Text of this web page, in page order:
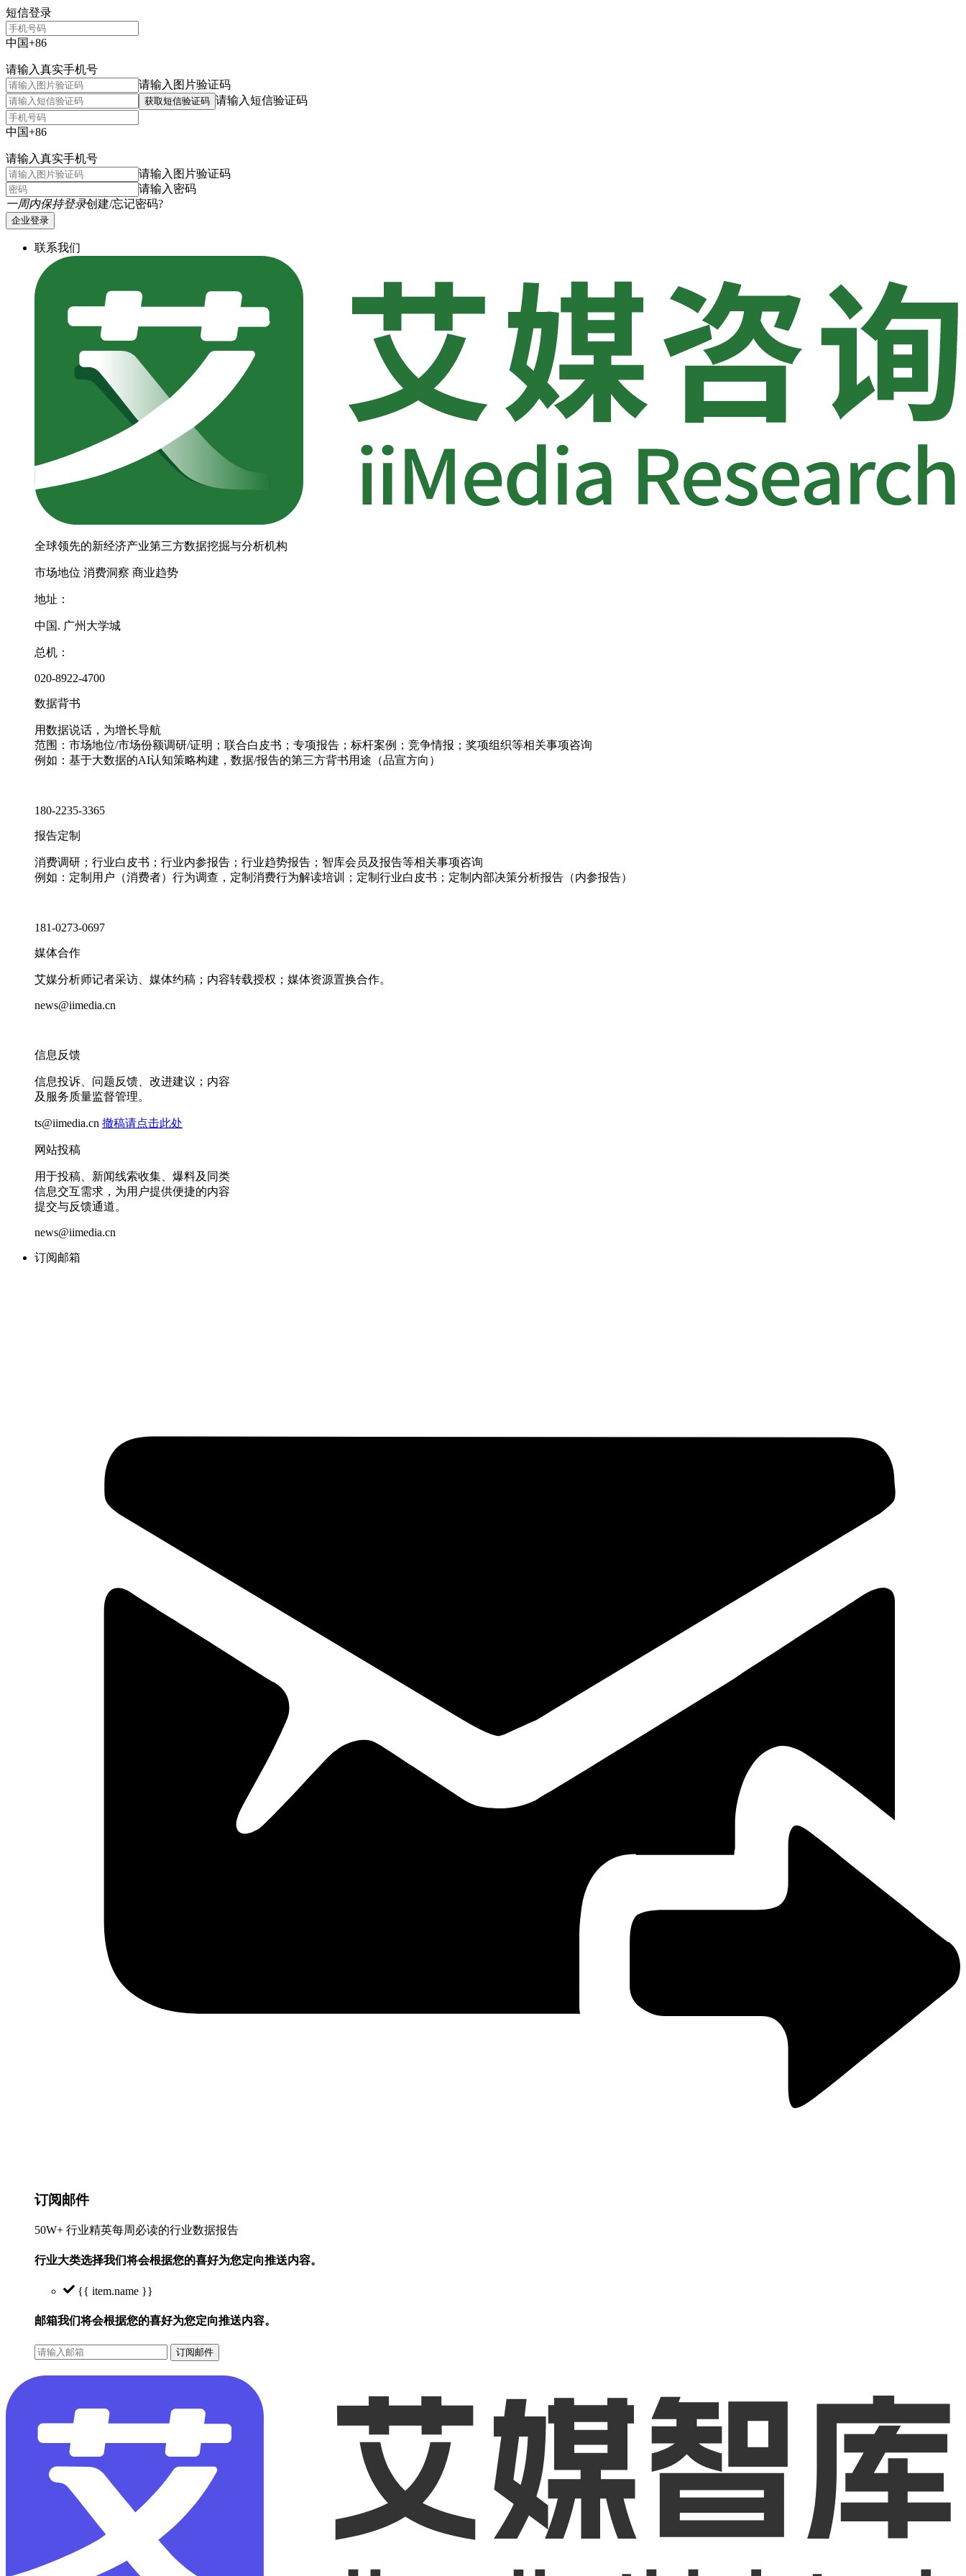
短信登录
中国+86
请输入真实手机号
请输入图片验证码
获取短信验证码 请输入短信验证码
中国+86
请输入真实手机号
请输入图片验证码
请输入密码
一周内保持登录创建/忘记密码?
企业登录
联系我们
全球领先的新经济产业第三方数据挖掘与分析机构
市场地位 消费洞察 商业趋势
地址：
中国. 广州大学城
总机：
020-8922-4700
数据背书
用数据说话，为增长导航
范围：市场地位/市场份额调研/证明；联合白皮书；专项报告；标杆案例；竞争情报；奖项组织等相关事项咨询
例如：基于大数据的AI认知策略构建，数据/报告的第三方背书用途（品宣方向）
180-2235-3365
报告定制
消费调研；行业白皮书；行业内参报告；行业趋势报告；智库会员及报告等相关事项咨询
例如：定制用户（消费者）行为调查，定制消费行为解读培训；定制行业白皮书；定制内部决策分析报告（内参报告）
181-0273-0697
媒体合作
艾媒分析师记者采访、媒体约稿；内容转载授权；媒体资源置换合作。
news@iimedia.cn
信息反馈
信息投诉、问题反馈、改进建议；内容
及服务质量监督管理。
ts@iimedia.cn 撤稿请点击此处
网站投稿
用于投稿、新闻线索收集、爆料及同类
信息交互需求，为用户提供便捷的内容
提交与反馈通道。
news@iimedia.cn
订阅邮箱
订阅邮件
50W+ 行业精英每周必读的行业数据报告
行业大类选择我们将会根据您的喜好为您定向推送内容。
{{ item.name }}
邮箱我们将会根据您的喜好为您定向推送内容。
订阅邮件